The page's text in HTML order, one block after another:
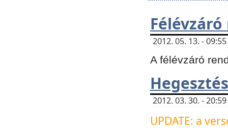
2012. 05. 13. -
A félévzáró
2012. 03. 30. -
UPDATE: a